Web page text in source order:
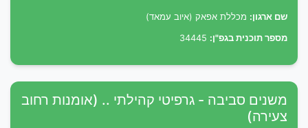
שם ארגון: מכללת אפאק (איוב עמאד)
מספר תוכנית בגפ"ן:
משנים סביבה - גרפיטי קהילתי .. (אומנות רחוב
צעירה)